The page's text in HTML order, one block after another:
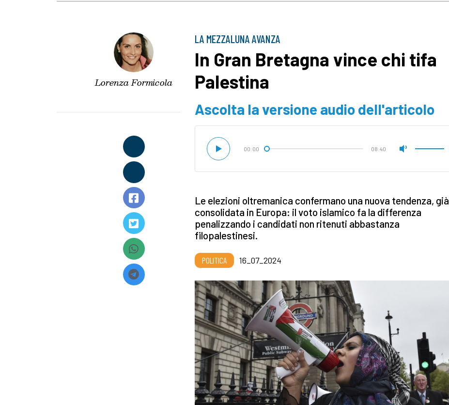
Lorenza Formicola
LA MEZZALUNA AVANZA
In Gran Bretagna vince chi tifa
Palestina
Ascolta la versione audio dell'articolo
00:00 08:40
Le elezioni oltremanica confermano una nuova tendenza, già
consolidata in Europa: il voto islamico fa la differenza
penalizzando i candidati non ritenuti abbastanza
filopalestinesi.
POLITICA 16_07_2024